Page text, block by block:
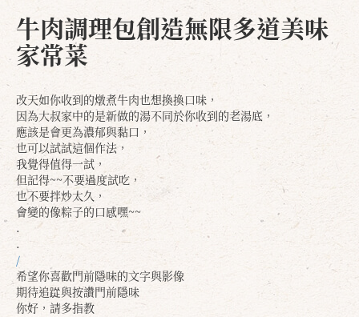
牛肉調理包創造無限多道美味
家常菜
改天如你收到的燉煮牛肉也想換換口味，
因為大叔家中的是新做的湯不同於你收到的老湯底，
應該是會更為濃郁與黏口，
也可以試試這個作法，
我覺得值得一試，
但記得~~不要過度試吃，
也不要拌炒太久，
會變的像粽子的口感嘿~~
.
.
/
希望你喜歡門前隱味的文字與影像
期待追踨與按讚門前隱味
你好，請多指教